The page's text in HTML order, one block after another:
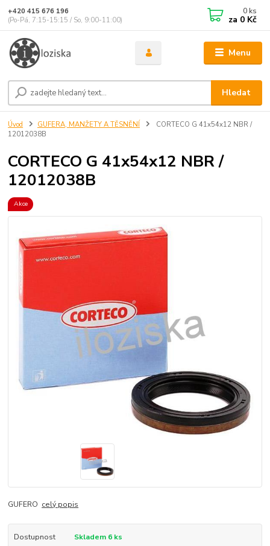
Menu
Hledat
+420 415 676 196
(Po-Pá, 7:15-15:15 / So, 9:00-11:00)
0 ks
za 0 Kč
Úvod GUFERA, MANŽETY A TĚSNĚNÍ
CORTECO G 41x54x12 NBR /
12012038B
CORTECO G 41x54x12 NBR /
12012038B
Akce
GUFERO celý popis
Dostupnost Skladem 6 ks